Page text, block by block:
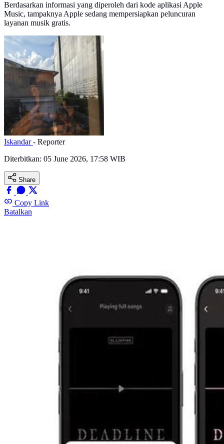
Berdasarkan informasi yang diperoleh dari kode aplikasi Apple
Music, tampaknya Apple sedang mempersiapkan peluncuran
layanan musik gratis.
Iskandar- Reporter
Diterbitkan: 05 June 2026, 17:58 WIB
Share
Copy Link
Batalkan